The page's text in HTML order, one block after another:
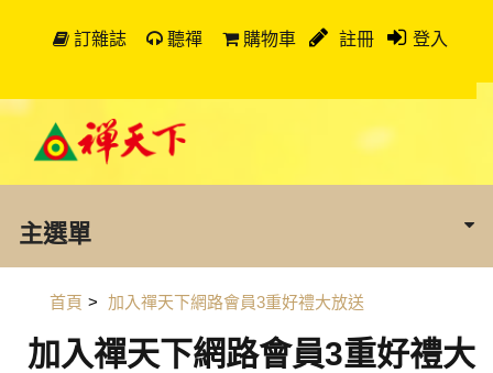
訂雜誌 聽禪 購物車 註冊 登入
主選單
首頁 > 加入禪天下網路會員3重好禮大放送
加入禪天下網路會員3重好禮大